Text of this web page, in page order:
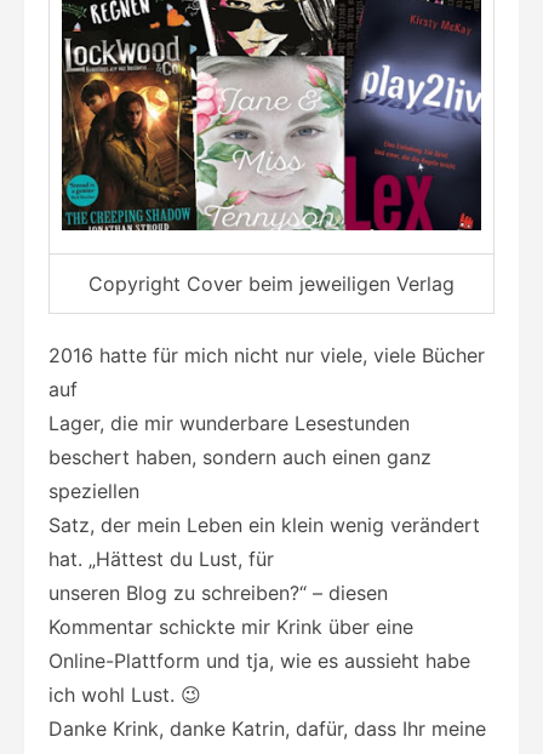
Copyright Cover beim jeweiligen Verlag
2016 hatte für mich nicht nur viele, viele Bücher
auf
Lager, die mir wunderbare Lesestunden
beschert haben, sondern auch einen ganz
speziellen
Satz, der mein Leben ein klein wenig verändert
hat. „Hättest du Lust, für
unseren Blog zu schreiben?“ – diesen
Kommentar schickte mir Krink über eine
Online-Plattform und tja, wie es aussieht habe
ich wohl Lust. 😉
Danke Krink, danke Katrin, dafür, dass Ihr meine